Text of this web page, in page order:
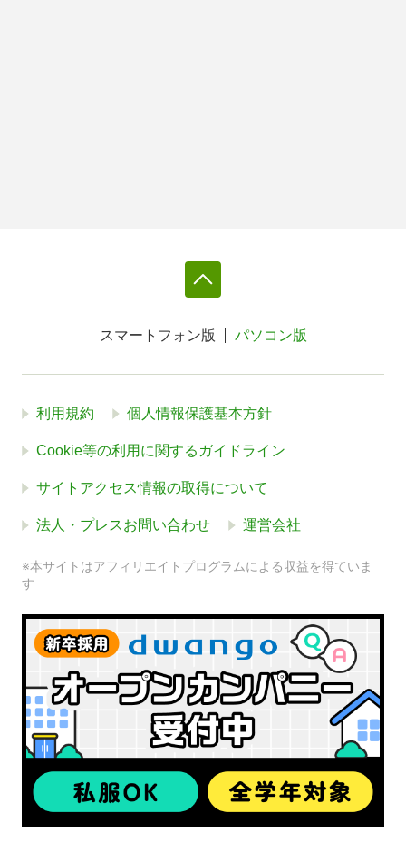
スマートフォン版 パソコン版
利用規約 個人情報保護基本方針
Cookie等の利用に関するガイドライン
サイトアクセス情報の取得について
法人・プレスお問い合わせ 運営会社
※本サイトはアフィリエイトプログラムによる収益を得ていま
す